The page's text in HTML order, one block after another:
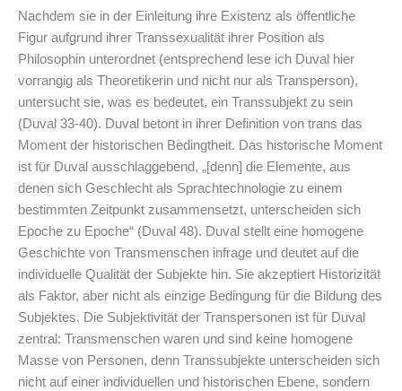
Nachdem sie in der Einleitung ihre Existenz als öffentliche
Figur aufgrund ihrer Transsexualität ihrer Position als
Philosophin unterordnet (entsprechend lese ich Duval hier
vorrangig als Theoretikerin und nicht nur als Transperson),
untersucht sie, was es bedeutet, ein Transsubjekt zu sein
(Duval 33-40). Duval betont in ihrer Definition von trans das
Moment der historischen Bedingtheit. Das historische Moment
ist für Duval ausschlaggebend, „[denn] die Elemente, aus
denen sich Geschlecht als Sprachtechnologie zu einem
bestimmten Zeitpunkt zusammensetzt, unterscheiden sich
Epoche zu Epoche“ (Duval 48). Duval stellt eine homogene
Geschichte von Transmenschen infrage und deutet auf die
individuelle Qualität der Subjekte hin. Sie akzeptiert Historizität
als Faktor, aber nicht als einzige Bedingung für die Bildung des
Subjektes. Die Subjektivität der Transpersonen ist für Duval
zentral: Transmenschen waren und sind keine homogene
Masse von Personen, denn Transsubjekte unterscheiden sich
nicht auf einer individuellen und historischen Ebene, sondern